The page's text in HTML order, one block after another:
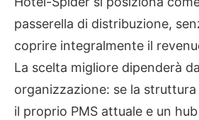
passerella di distribuzione,
coprire integralmente il
La scelta migliore dipenderà
organizzazione: se la
il proprio PMS attuale e un